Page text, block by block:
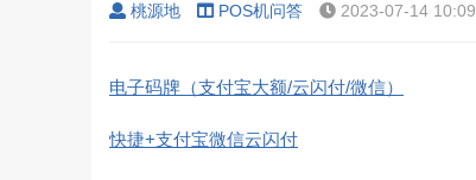
› ›
桃源地 POS机问答 2023-07-14
电子码牌（支付宝大额/云闪付/微信）
快捷+支付宝微信云闪付